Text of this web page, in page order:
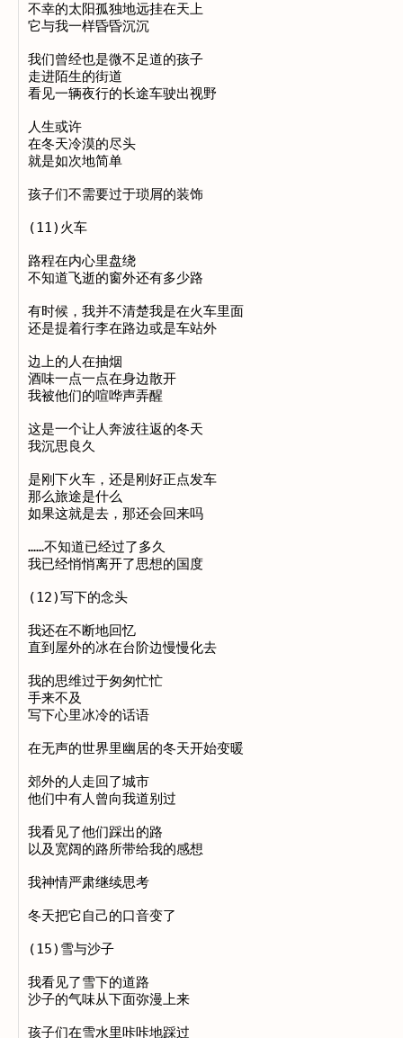
不幸的太阳孤独地远挂在天上
它与我一样昏昏沉沉
我们曾经也是微不足道的孩子
走进陌生的街道
看见一辆夜行的长途车驶出视野
人生或许
在冬天冷漠的尽头
就是如次地简单
孩子们不需要过于琐屑的装饰
(11)火车
路程在内心里盘绕
不知道飞逝的窗外还有多少路
有时候，我并不清楚我是在火车里面
还是提着行李在路边或是车站外
边上的人在抽烟
酒味一点一点在身边散开
我被他们的喧哗声弄醒
这是一个让人奔波往返的冬天
我沉思良久
是刚下火车，还是刚好正点发车
那么旅途是什么
如果这就是去，那还会回来吗
……不知道已经过了多久
我已经悄悄离开了思想的国度
(12)写下的念头
我还在不断地回忆
直到屋外的冰在台阶边慢慢化去
我的思维过于匆匆忙忙
手来不及
写下心里冰冷的话语
在无声的世界里幽居的冬天开始变暖
郊外的人走回了城市
他们中有人曾向我道别过
我看见了他们踩出的路
以及宽阔的路所带给我的感想
我神情严肃继续思考
冬天把它自己的口音变了
(15)雪与沙子
我看见了雪下的道路
沙子的气味从下面弥漫上来
孩子们在雪水里咔咔地踩过